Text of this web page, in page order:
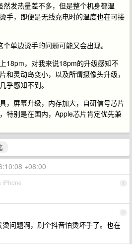
发热量差不多，但是整个机身都温
手，即便是无线充电时的温度也在可接
单边烫手的问题可能又会出现。
18pm，对我来说18pm的升级感知不
和灵动岛变小，以及所谓摄像头升级，
乎感知不到。
，屏幕升级，内存加大，自研信号芯片
特别是在国内，Apple芯片肯定优先兼
+08:00
1
iPhone
2
问题啊，刷个抖音怕烫坏手了。也在